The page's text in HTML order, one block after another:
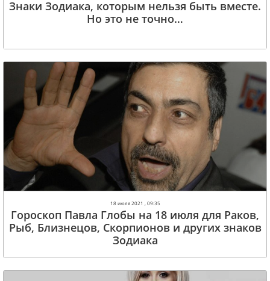
Знаки Зодиака, которым нельзя быть вместе.
Но это не точно…
18 июля 2021 , 09:35
Гороскоп Павла Глобы на 18 июля для Раков,
Рыб, Близнецов, Скорпионов и других знаков
Зодиака